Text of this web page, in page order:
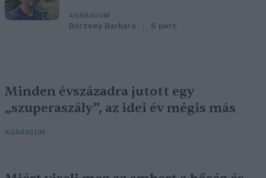
AGRÁRIUM
Börzsey Barbara 6 perc
Minden évszázadra jutott egy
„szuperaszály”, az idei év mégis más
AGRÁRIUM